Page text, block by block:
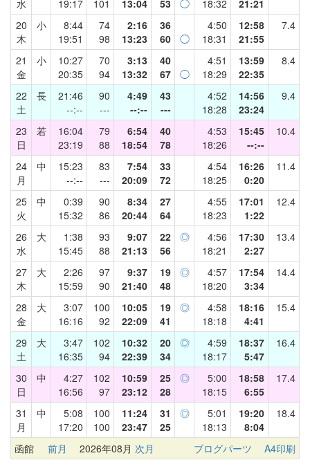
水 19:17 101 13:04 53 ◯ 18:32
21:21
20
木
小
8:44
19:51
74
98
2:16
13:23
36
60
◯
4:50
18:31
12:58
21:55
7.4
21
金
小
10:27
20:35
70
94
3:13
13:32
40
67
◯
4:51
18:29
13:59
22:35
8.4
22
土
長
21:46
--:--
90
---
4:49
--:--
43
---
4:52
18:28
14:56
23:24
9.4
23
日
若
16:04
23:19
79
88
6:54
18:54
40
78
4:53
18:26
15:45
--:--
10.4
24
月
中
15:23
--:--
83
---
7:54
20:09
33
72
4:54
18:25
16:26
0:20
11.4
25
火
中
0:39
15:32
90
86
8:34
20:44
27
64
4:55
18:23
17:01
1:22
12.4
26
水
大
1:38
15:45
93
88
9:07
21:13
22
56
◎
4:56
18:21
17:30
2:27
13.4
27
木
大
2:26
15:59
97
90
9:37
21:40
19
48
◎
4:57
18:20
17:54
3:34
14.4
28
金
大
3:07
16:16
100
92
10:05
22:09
19
41
◎
4:58
18:18
18:16
4:41
15.4
29
土
大
3:47
16:35
102
94
10:32
22:39
20
34
◎
4:59
18:17
18:37
5:47
16.4
30
日
中
4:27
16:56
102
97
10:59
23:12
25
28
◎
5:00
18:15
18:58
6:55
17.4
31
月
中
5:08
17:20
100
100
11:24
23:47
31
25
◎
5:01
18:13
19:20
8:04
18.4
函館 前月 2026年08月 次月 ブログパーツ A4印刷